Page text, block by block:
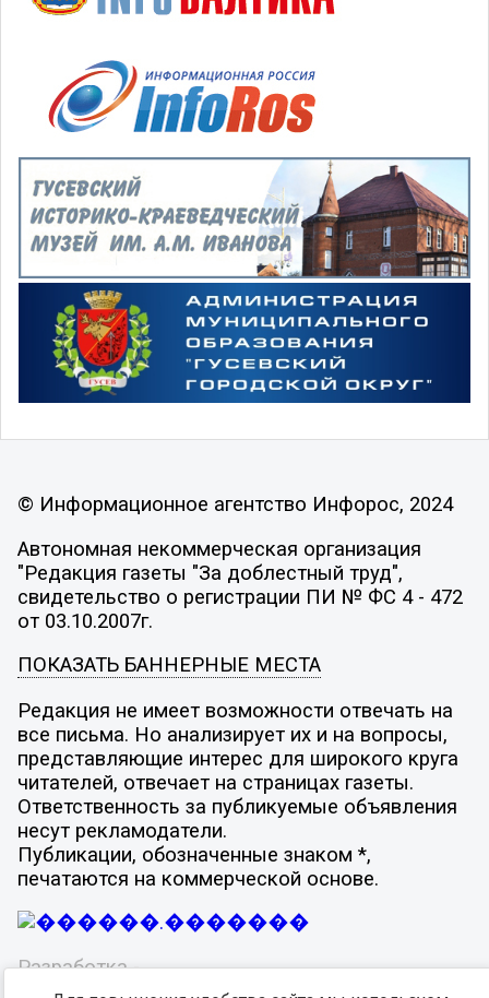
© Информационное агентство Инфорос, 2024
Автономная некоммерческая организация
"Редакция газеты "За доблестный труд",
свидетельство о регистрации ПИ № ФС 4 - 472
от 03.10.2007г.
ПОКАЗАТЬ БАННЕРНЫЕ МЕСТА
Редакция не имеет возможности отвечать на
все письма. Но анализирует их и на вопросы,
представляющие интерес для широкого круга
читателей, отвечает на страницах газеты.
Ответственность за публикуемые объявления
несут рекламодатели.
Публикации, обозначенные знаком *,
печатаются на коммерческой основе.
Разработка -